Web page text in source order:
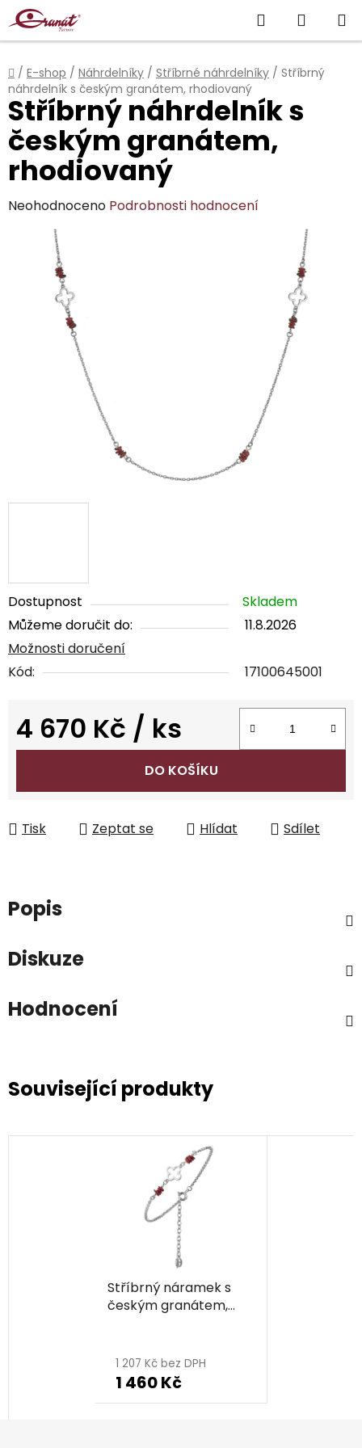
Přejít
na
obsah
Hledat
KOŠÍK
Domů
/ E-shop / Náhrdelníky / Stříbrné náhrdelníky / Stříbrný
náhrdelník s českým granátem, rhodiovaný
Dostupnost
Skladem
Můžeme doručit do:
11.8.2026
Možnosti doručení
Kód:
17100645001
4 670 Kč / ks
Měrná cena:
DO KOŠÍKU
Tisk Zeptat se Hlídat Sdílet
Stříbrný náhrdelník s
českým granátem,
rhodiovaný
Průměrné
hodnocení
produktu
Neohodnoceno Podrobnosti hodnocení
Popis
Diskuze
Hodnocení
Související produkty
Stříbrný náramek s
českým granátem,
1 207 Kč bez DPH
1 460 Kč